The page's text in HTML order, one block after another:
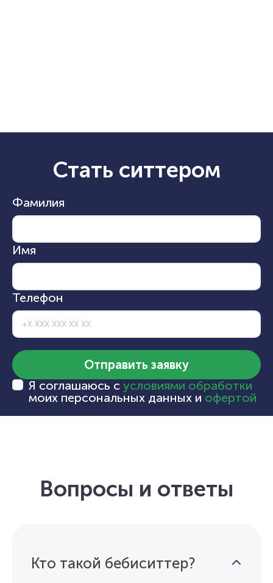
Стать ситтером
Фамилия
Имя
Телефон
Отправить заявку
Я соглашаюсь с условиями обработки
моих персональных данных и офертой
Вопросы и ответы
Кто такой бебиситтер?